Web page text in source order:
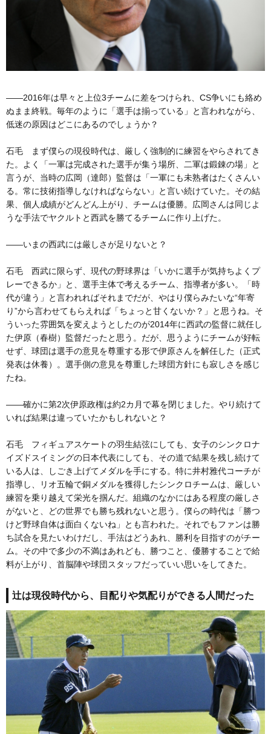
――2016年は早々と上位3チームに差をつけられ、CS争いにも絡め
ぬまま終戦。毎年のように「選手は揃っている」と言われながら、
低迷の原因はどこにあるのでしょうか？
石毛 まず僕らの現役時代は、厳しく強制的に練習をやらされてき
た。よく「一軍は完成された選手が集う場所、二軍は鍛錬の場」と
言うが、当時の広岡（達郎）監督は「一軍にも未熟者はたくさんい
る。常に技術指導しなければならない」と言い続けていた。その結
果、個人成績がどんどん上がり、チームは優勝。広岡さんは同じよ
うな手法でヤクルトと西武を勝てるチームに作り上げた。
――いまの西武には厳しさが足りないと？
石毛 西武に限らず、現代の野球界は「いかに選手が気持ちよくプ
レーできるか」と、選手主体で考えるチーム、指導者が多い。「時
代が違う」と言われればそれまでだが、やはり僕らみたいな“年寄
り”から言わせてもらえれば「ちょっと甘くないか？」と思うね。そ
ういった雰囲気を変えようとしたのが2014年に西武の監督に就任し
た伊原（春樹）監督だったと思う。だが、思うようにチームが好転
せず、球団は選手の意見を尊重する形で伊原さんを解任した（正式
発表は休養）。選手側の意見を尊重した球団方針にも寂しさを感じ
たね。
――確かに第2次伊原政権は約2カ月で幕を閉じました。やり続けて
いれば結果は違っていたかもしれないと？
石毛 フィギュアスケートの羽生結弦にしても、女子のシンクロナ
イズドスイミングの日本代表にしても、その道で結果を残し続けて
いる人は、しごき上げてメダルを手にする。特に井村雅代コーチが
指導し、リオ五輪で銅メダルを獲得したシンクロチームは、厳しい
練習を乗り越えて栄光を掴んだ。組織のなかにはある程度の厳しさ
がないと、どの世界でも勝ち残れないと思う。僕らの時代は「勝つ
けど野球自体は面白くないね」とも言われた。それでもファンは勝
ち試合を見たいわけだし、手法はどうあれ、勝利を目指すのがチー
ム。その中で多少の不満はあれども、勝つこと、優勝することで給
料が上がり、首脳陣や球団スタッフだっていい思いをしてきた。
辻は現役時代から、目配りや気配りができる人間だった